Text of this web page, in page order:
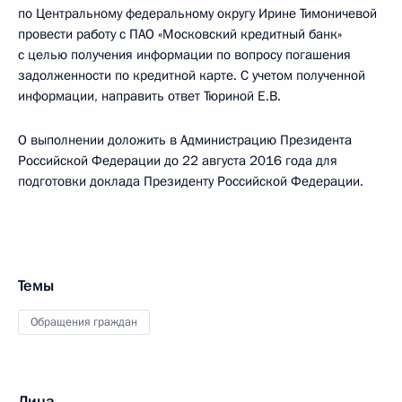
по Центральному федеральному округу Ирине Тимоничевой
провести работу с ПАО «Московский кредитный банк»
с целью получения информации по вопросу погашения
задолженности по кредитной карте. С учетом полученной
информации, направить ответ Тюриной Е.В.
О выполнении доложить в Администрацию Президента
Российской Федерации до 22 августа 2016 года для
подготовки доклада Президенту Российской Федерации.
Темы
Обращения граждан